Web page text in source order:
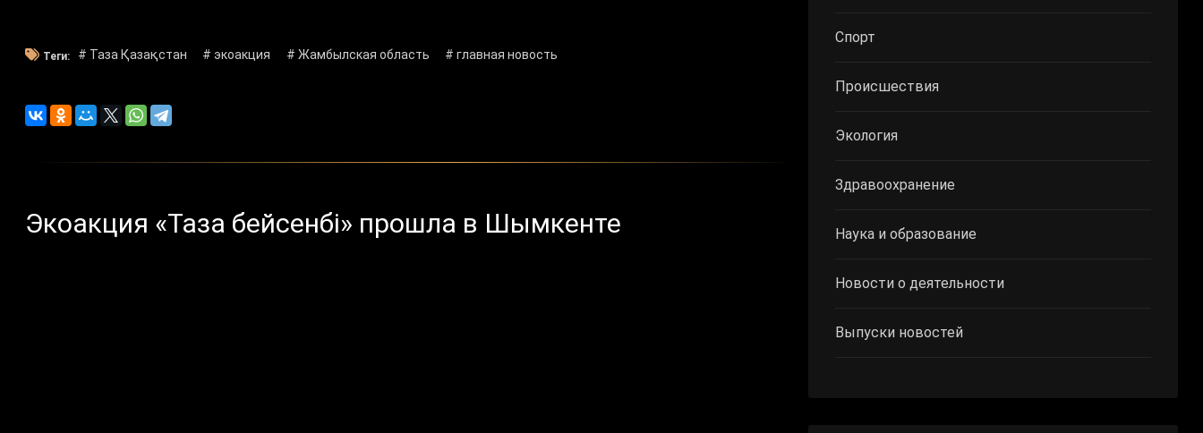
Теги: # Таза Қазақстан # экоакция # Жамбылская область # главная новость
Экоакция «Таза бейсенбі» прошла в Шымкенте
Спорт
Происшествия
Экология
Здравоохранение
Наука и образование
Новости о деятельности
Выпуски новостей